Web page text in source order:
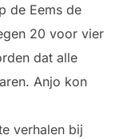
de Eems de
20 voor vier
dat alle
Anjo kon
verhalen bij